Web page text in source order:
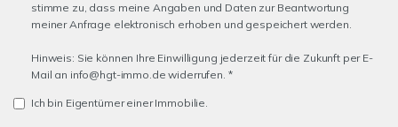
stimme zu, dass meine Angaben und Daten zur Beantwortung
meiner Anfrage elektronisch erhoben und gespeichert werden.
Hinweis: Sie können Ihre Einwilligung jederzeit für die Zukunft per E-
Mail an info@hgt-immo.de widerrufen. *
Ich bin Eigentümer einer Immobilie.